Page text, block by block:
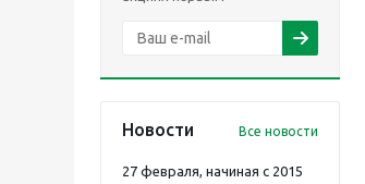
Новости Все новости
27 февраля, начиная с 2015